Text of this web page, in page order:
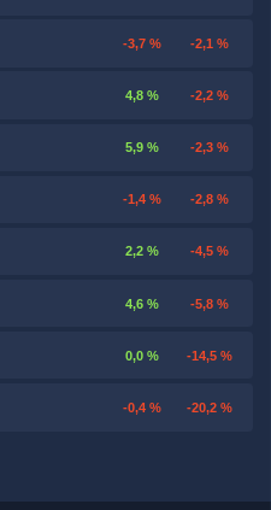
-3,7 % -2,1 %
4,8 % -2,2 %
5,9 % -2,3 %
-1,4 % -2,8 %
2,2 % -4,5 %
4,6 % -5,8 %
0,0 % -14,5 %
-0,4 % -20,2 %